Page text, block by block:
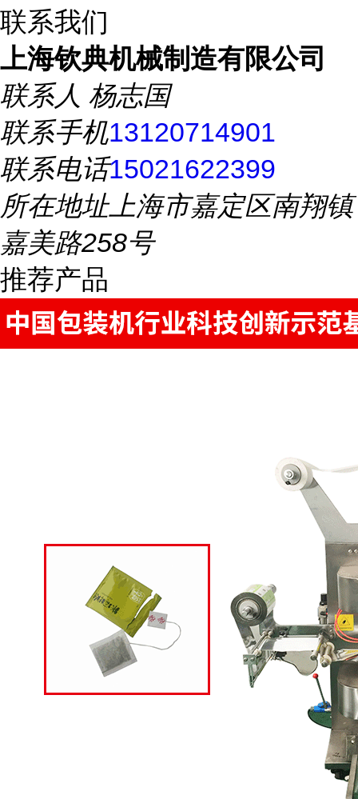
联系我们
上海钦典机械制造有限公司
联系人 杨志国
联系手机13120714901
联系电话15021622399
所在地址上海市嘉定区南翔镇
嘉美路258号
推荐产品